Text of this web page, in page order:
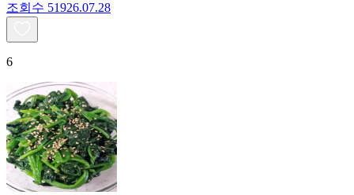
조회수 51926.07.28
6